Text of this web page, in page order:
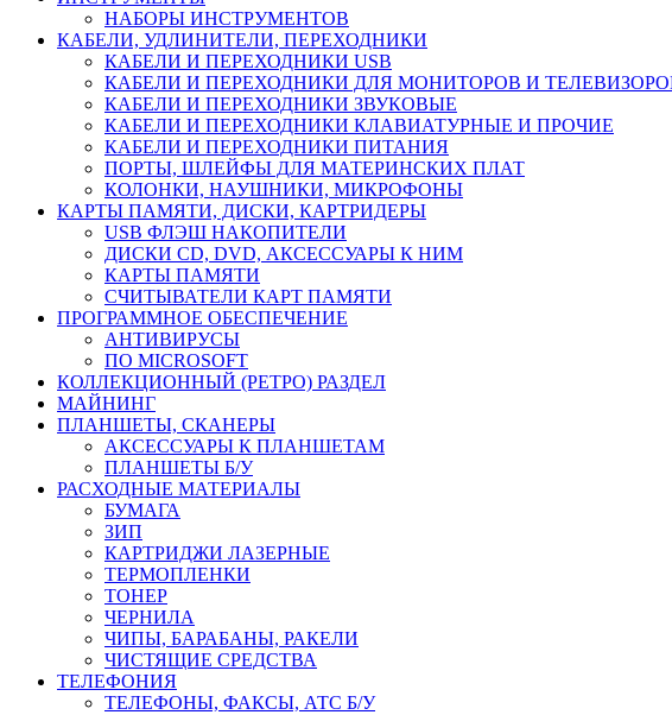
НАБОРЫ ИНСТРУМЕНТОВ
КАБЕЛИ, УДЛИНИТЕЛИ, ПЕРЕХОДНИКИ
КАБЕЛИ И ПЕРЕХОДНИКИ USB
КАБЕЛИ И ПЕРЕХОДНИКИ ДЛЯ МОНИТОРОВ И
КАБЕЛИ И ПЕРЕХОДНИКИ ЗВУКОВЫЕ
КАБЕЛИ И ПЕРЕХОДНИКИ КЛАВИАТУРНЫЕ И ПРОЧИЕ
КАБЕЛИ И ПЕРЕХОДНИКИ ПИТАНИЯ
ПОРТЫ, ШЛЕЙФЫ ДЛЯ МАТЕРИНСКИХ ПЛАТ
КОЛОНКИ, НАУШНИКИ, МИКРОФОНЫ
КАРТЫ ПАМЯТИ, ДИСКИ, КАРТРИДЕРЫ
USB ФЛЭШ НАКОПИТЕЛИ
ДИСКИ CD, DVD, АКСЕССУАРЫ К НИМ
КАРТЫ ПАМЯТИ
СЧИТЫВАТЕЛИ КАРТ ПАМЯТИ
ПРОГРАММНОЕ ОБЕСПЕЧЕНИЕ
АНТИВИРУСЫ
ПО MICROSOFT
КОЛЛЕКЦИОННЫЙ (РЕТРО) РАЗДЕЛ
МАЙНИНГ
ПЛАНШЕТЫ, СКАНЕРЫ
АКСЕССУАРЫ К ПЛАНШЕТАМ
ПЛАНШЕТЫ Б/У
РАСХОДНЫЕ МАТЕРИАЛЫ
БУМАГА
ЗИП
КАРТРИДЖИ ЛАЗЕРНЫЕ
ТЕРМОПЛЕНКИ
ТОНЕР
ЧЕРНИЛА
ЧИПЫ, БАРАБАНЫ, РАКЕЛИ
ЧИСТЯЩИЕ СРЕДСТВА
ТЕЛЕФОНИЯ
ТЕЛЕФОНЫ, ФАКСЫ, АТС Б/У